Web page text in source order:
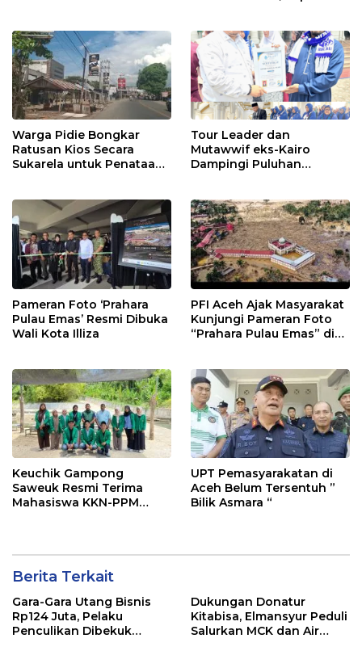
Bibit Pohon
Warga Pidie Bongkar
Ratusan Kios Secara
Sukarela untuk Penataan
Tour Leader dan
Mutawwif eks-Kairo
Dampingi Puluhan
Pameran Foto ‘Prahara
Pulau Emas’ Resmi Dibuka
Wali Kota Illiza
PFI Aceh Ajak Masyarakat
Kunjungi Pameran Foto
“Prahara Pulau Emas” di
Keuchik Gampong
Saweuk Resmi Terima
Mahasiswa KKN-PPM
UPT Pemasyarakatan di
Aceh Belum Tersentuh ”
Bilik Asmara “
Berita Terkait
Gara-Gara Utang Bisnis
Rp124 Juta, Pelaku
Penculikan Dibekuk
Dukungan Donatur
Kitabisa, Elmansyur Peduli
Salurkan MCK dan Air